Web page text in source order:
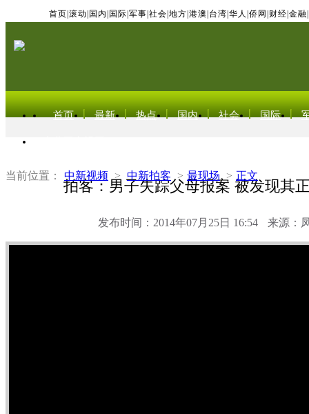
首页 滚动 国内 国际 军事 社会 地方 港澳 台湾 华人 侨网 财经 金融
首页 最新 热点 国内 社会 国际
当前位置： 中新视频 > 中新拍客 > 最现场 > 正文
拍客：男子失踪父母报案 被发现其
发布时间：2014年07月25日 16:54 来源：